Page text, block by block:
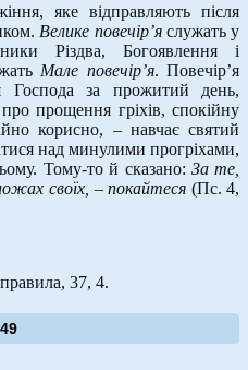
яке відправляють після
Велике повечір’яслужать у
Різдва, Богоявлення і
Мале повечір’я. Повечір’я
Господа за прожитий день,
прощення гріхів, спокійну
корисно, – навчає святий
над минулими прогріхами,
Тому-то й сказано:За те,
своїх, – покайтеся (Пс. 4,
37, 4.